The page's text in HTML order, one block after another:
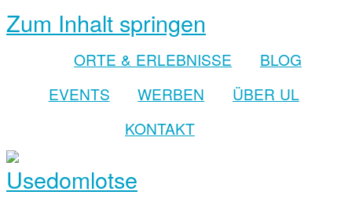
Zum Inhalt springen
ORTE & ERLEBNISSE
BLOG
EVENTS
WERBEN
ÜBER UL
KONTAKT